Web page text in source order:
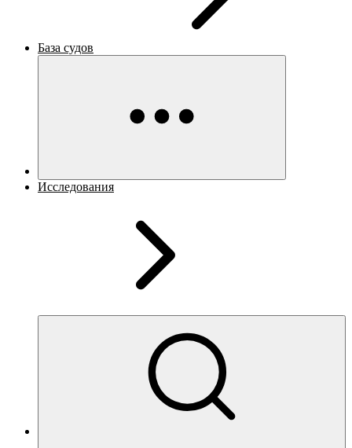
База судов
Исследования